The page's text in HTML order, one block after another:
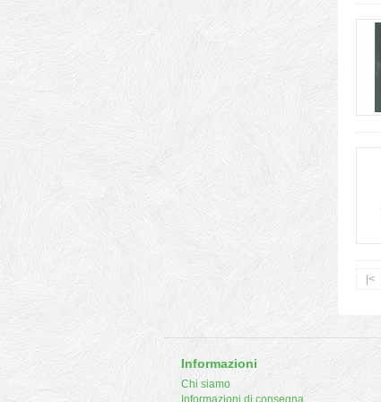
|<
Informazioni
Chi siamo
Informazioni di consegna